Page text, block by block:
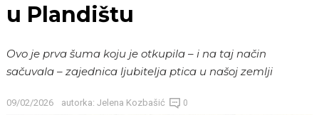
u Plandištu
Ovo je prva šuma koju je otkupila – i na taj način
sačuvala – zajednica ljubitelja ptica u našoj zemlji
09/02/2026 autorka: Jelena Kozbašić 0